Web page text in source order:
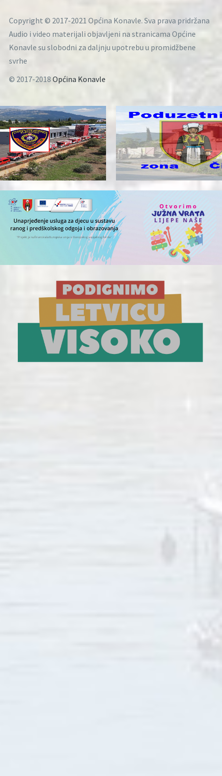
Copyright © 2017-2021 Općina Konavle. Sva prava pridržana
Audio i video materijali objavljeni na stranicama Općine
Konavle su slobodni za daljnju upotrebu u promidžbene
svrhe
© 2017-2018 Općina Konavle